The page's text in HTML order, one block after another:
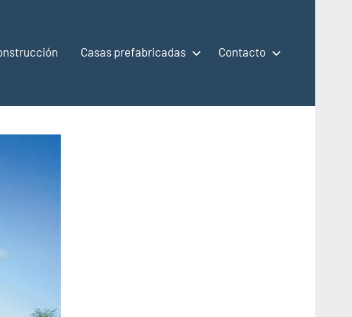
Casas prefabricadas Contacto